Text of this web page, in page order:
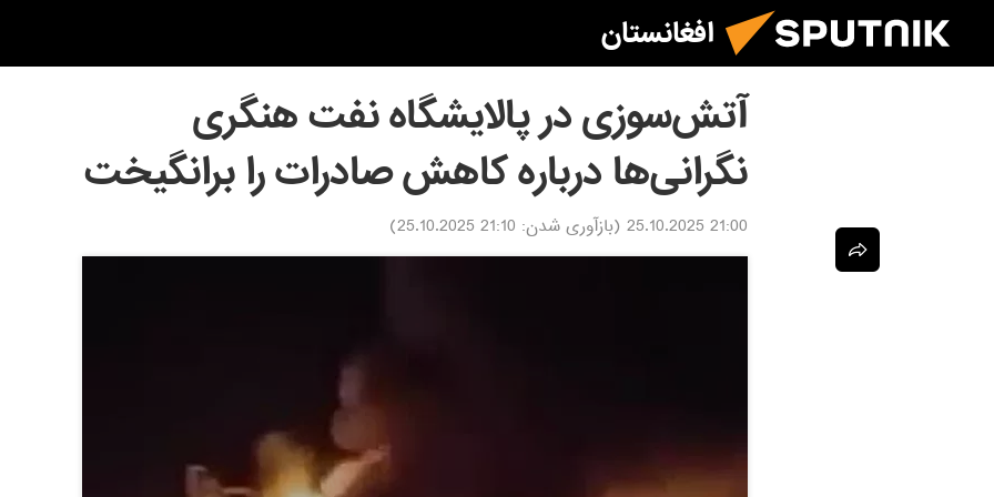
افغانستان
آتش‌سوزی در پالایشگاه نفت هنگری
نگرانی‌ها درباره کاهش صادرات را برانگیخت
21:00 25.10.2025 (بازآوری شدن: 21:10 25.10.2025
)